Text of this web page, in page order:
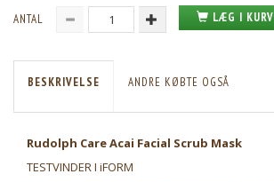
ANTAL LÆG I KURV
BESKRIVELSE ANDRE KØBTE OGSÅ
Rudolph Care Acai Facial Scrub Mask
TESTVINDER I iFORM